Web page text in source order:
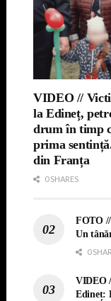
VIDEO //
la Edineț,
drum în timp
prima
din Franța
0 SHARES
FOTO
Un
0
VIDEO
Edineț: